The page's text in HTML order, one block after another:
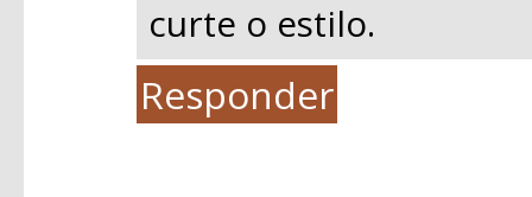
curte o estilo.
Responder